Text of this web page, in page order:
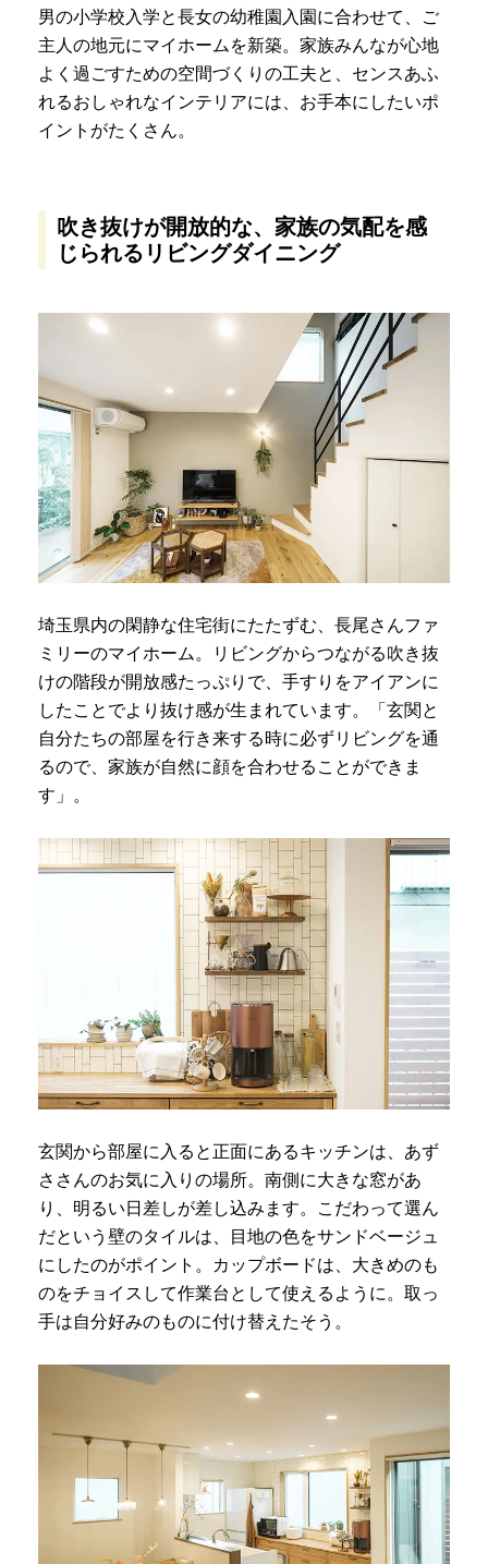
男の小学校入学と長女の幼稚園入園に合わせて、ご
主人の地元にマイホームを新築。家族みんなが心地
よく過ごすための空間づくりの工夫と、センスあふ
れるおしゃれなインテリアには、お手本にしたいポ
イントがたくさん。
吹き抜けが開放的な、家族の気配を感
じられるリビングダイニング
埼玉県内の閑静な住宅街にたたずむ、長尾さんファ
ミリーのマイホーム。リビングからつながる吹き抜
けの階段が開放感たっぷりで、手すりをアイアンに
したことでより抜け感が生まれています。「玄関と
自分たちの部屋を行き来する時に必ずリビングを通
るので、家族が自然に顔を合わせることができま
す」。
玄関から部屋に入ると正面にあるキッチンは、あず
ささんのお気に入りの場所。南側に大きな窓があ
り、明るい日差しが差し込みます。こだわって選ん
だという壁のタイルは、目地の色をサンドベージュ
にしたのがポイント。カップボードは、大きめのも
のをチョイスして作業台として使えるように。取っ
手は自分好みのものに付け替えたそう。